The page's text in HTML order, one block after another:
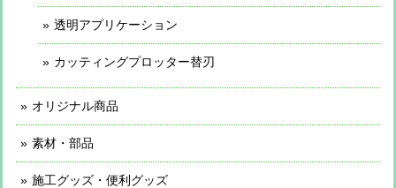
透明アプリケーション
カッティングプロッター替刃
オリジナル商品
素材・部品
施工グッズ・便利グッズ